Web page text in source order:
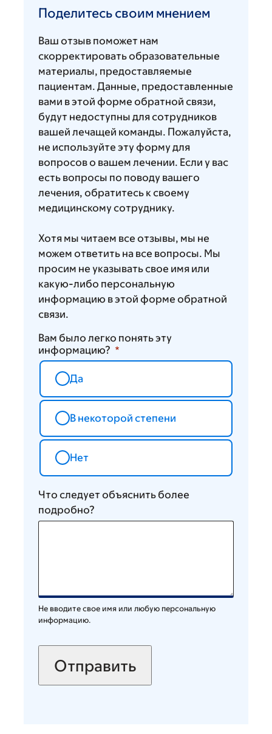
своим
Поделитесь своим мнением
Ваш отзыв поможет нам
скорректировать образовательные
материалы, предоставляемые
пациентам. Данные, предоставленные
вами в этой форме обратной связи,
будут недоступны для сотрудников
вашей лечащей команды. Пожалуйста,
не используйте эту форму для
вопросов о вашем лечении. Если у вас
есть вопросы по поводу вашего
лечения, обратитесь к своему
медицинскому сотруднику.
Хотя мы читаем все отзывы, мы не
можем ответить на все вопросы. Мы
просим не указывать свое имя или
какую-либо персональную
информацию в этой форме обратной
связи.
Вам было легко понять эту
информацию?
Да
В некоторой степени
Нет
Что следует объяснить более
подробно?
Не вводите свое имя или любую персональную
информацию.